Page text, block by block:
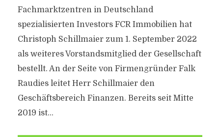
Fachmarktzentren in Deutschland
spezialisierten Investors FCR Immobilien hat
Christoph Schillmaier zum 1. September 2022
als weiteres Vorstandsmitglied der Gesellschaft
bestellt. An der Seite von Firmengründer Falk
Raudies leitet Herr Schillmaier den
Geschäftsbereich Finanzen. Bereits seit Mitte
2019 ist...